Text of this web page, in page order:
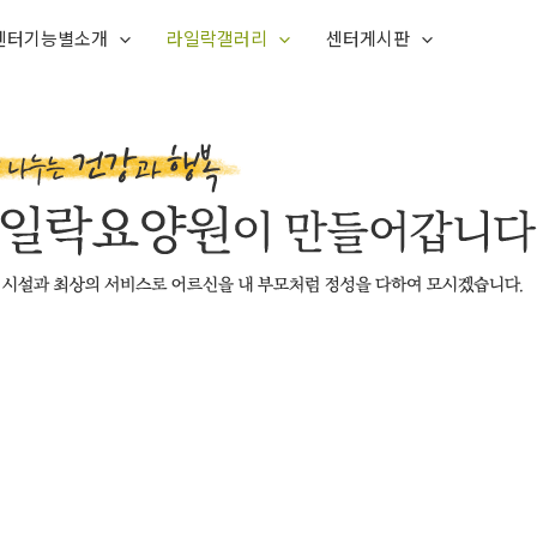
터기능별소개 라일락갤러리 센터게시판